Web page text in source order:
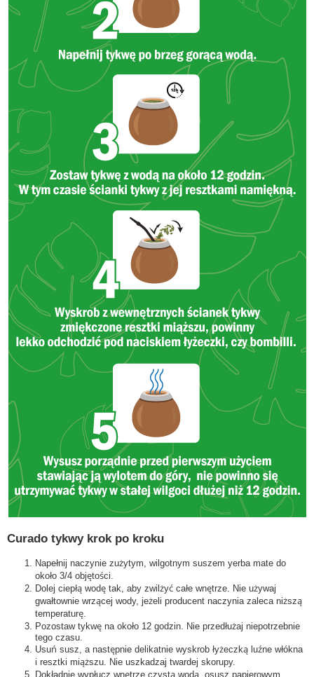
Curado tykwy krok po kroku
Napełnij naczynie zużytym, wilgotnym suszem yerba mate do
około 3/4 objętości.
Dolej ciepłą wodę tak, aby zwilżyć całe wnętrze. Nie używaj
gwałtownie wrzącej wody, jeżeli producent naczynia zaleca niższą
temperaturę.
Pozostaw tykwę na około 12 godzin. Nie przedłużaj niepotrzebnie
tego czasu.
Usuń susz, a następnie delikatnie wyskrob łyżeczką luźne włókna
i resztki miąższu. Nie uszkadzaj twardej skorupy.
Dokładnie wypłucz wnętrze czystą wodą, osusz papierowym